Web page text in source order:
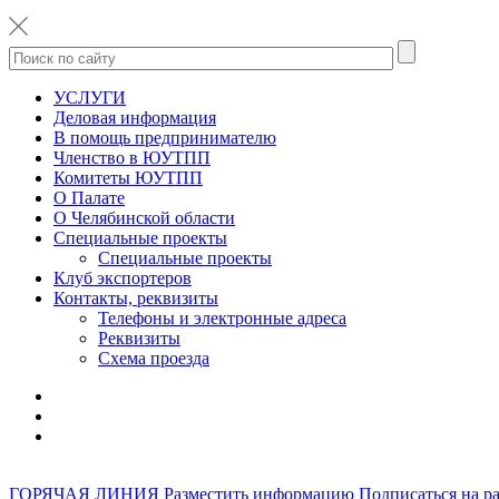
УСЛУГИ
Деловая информация
В помощь предпринимателю
Членство в ЮУТПП
Комитеты ЮУТПП
О Палате
О Челябинской области
Специальные проекты
Специальные проекты
Клуб экспортеров
Контакты, реквизиты
Телефоны и электронные адреса
Реквизиты
Схема проезда
ГОРЯЧАЯ ЛИНИЯ Разместить информацию Подписаться на